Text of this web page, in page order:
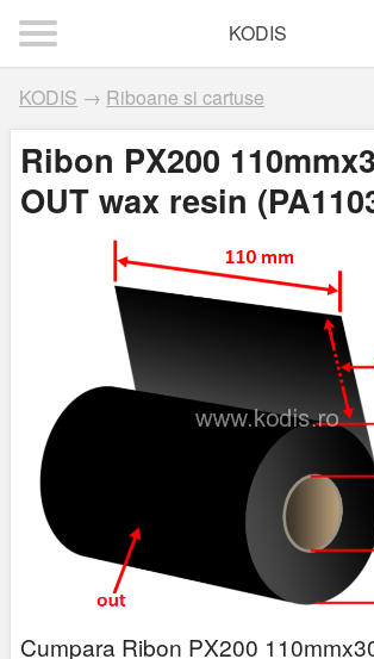
KODIS
KODIS → Riboane si cartuse
Ribon PX200
OUT wax resin
Cumpara Ribon PX200